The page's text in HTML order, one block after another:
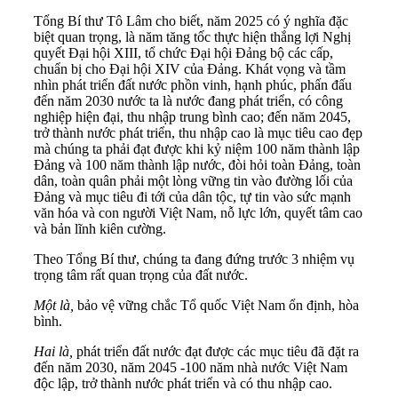
Tổng Bí thư Tô Lâm cho biết, năm 2025 có ý nghĩa đặc
biệt quan trọng, là năm tăng tốc thực hiện thắng lợi Nghị
quyết Đại hội XIII, tổ chức Đại hội Đảng bộ các cấp,
chuẩn bị cho Đại hội XIV của Đảng. Khát vọng và tầm
nhìn phát triển đất nước phồn vinh, hạnh phúc, phấn đấu
đến năm 2030 nước ta là nước đang phát triển, có công
nghiệp hiện đại, thu nhập trung bình cao; đến năm 2045,
trở thành nước phát triển, thu nhập cao là mục tiêu cao đẹp
mà chúng ta phải đạt được khi kỷ niệm 100 năm thành lập
Đảng và 100 năm thành lập nước, đòi hỏi toàn Đảng, toàn
dân, toàn quân phải một lòng vững tin vào đường lối của
Đảng và mục tiêu đi tới của dân tộc, tự tin vào sức mạnh
văn hóa và con người Việt Nam, nỗ lực lớn, quyết tâm cao
và bản lĩnh kiên cường.
Theo Tổng Bí thư, chúng ta đang đứng trước 3 nhiệm vụ
trọng tâm rất quan trọng của đất nước.
Một là, bảo vệ vững chắc Tổ quốc Việt Nam ổn định, hòa
bình.
Hai là, phát triển đất nước đạt được các mục tiêu đã đặt ra
đến năm 2030, năm 2045 -100 năm nhà nước Việt Nam
độc lập, trở thành nước phát triển và có thu nhập cao.